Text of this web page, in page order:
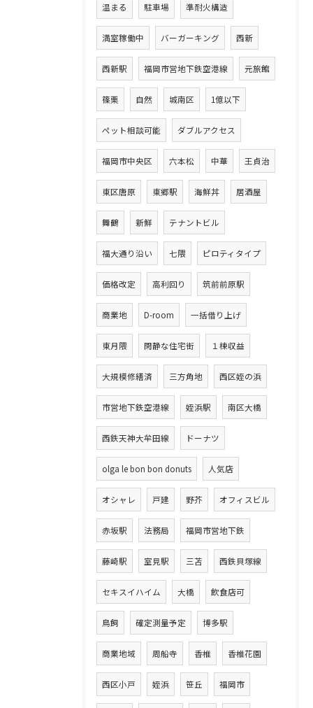
温まる 駐車場 準耐火構造
満室稼働中 バーガーキング 西新
西新駅 福岡市営地下鉄空港線 元旅館
篠栗 自然 城南区 1億以下
ペット相談可能 ダブルアクセス
福岡市中央区 六本松 中華 王貞治
東区唐原 東郷駅 海鮮丼 居酒屋
舞鶴 新鮮 テナントビル
福大通り沿い 七隈 ピロティタイプ
価格改定 高利回り 筑前前原駅
商業地 D-room 一括借り上げ
東月隈 閑静な住宅街 １棟収益
大規模修繕済 三方角地 西区姪の浜
市営地下鉄空港線 姪浜駅 南区大橋
西鉄天神大牟田線 ドーナツ
olga le bon bon donuts 人気店
オシャレ 戸建 野芥 オフィスビル
赤坂駅 法務局 福岡市営地下鉄
藤崎駅 室見駅 三苫 西鉄貝塚線
セキスイハイム 大橋 飲食店可
鳥飼 確定測量予定 博多駅
商業地域 周船寺 香椎 香椎花園
西区小戸 姪浜 笹丘 福岡市